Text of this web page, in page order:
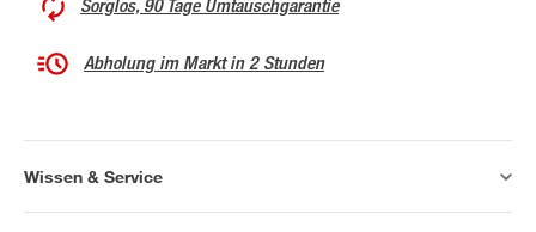
Sorglos, 90 Tage Umtauschgarantie
Abholung im Markt in 2 Stunden
Wissen & Service